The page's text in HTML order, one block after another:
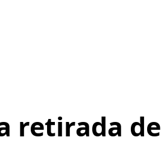
retirada de